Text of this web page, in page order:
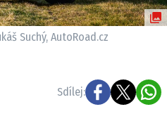
Suchý, AutoRoad.cz
Sdílej: